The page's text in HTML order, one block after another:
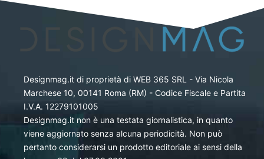
Designmag.it di proprietà di WEB 365 SRL - Via Nicola
Marchese 10, 00141 Roma (RM) - Codice Fiscale e Partita
I.V.A. 12279101005
Designmag.it non è una testata giornalistica, in quanto
viene aggiornato senza alcuna periodicità. Non può
pertanto considerarsi un prodotto editoriale ai sensi della